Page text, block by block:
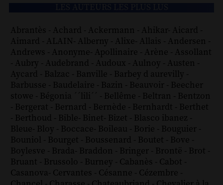
Abrantès - Achard - Ackermann - Ahikar- Aicard -
Aimard - ALAIN- Alberny - Alixe- Allais - Andersen -
Andrews - Anonyme- Apollinaire - Arène - Assollant
- Aubry - Audebrand - Audoux - Aulnoy - Austen -
Aycard - Balzac - Banville - Barbey d aurevilly -
Barbusse - Baudelaire - Bazin - Beauvoir - Beecher
stowe - Bégonia ´´lili´´ - Bellême - Beltran - Bentzon
- Bergerat - Bernard - Bernède - Bernhardt - Berthet
- Berthoud - Bible- Binet- Bizet - Blasco ibanez -
Bleue- Bloy - Boccace- Boileau - Borie - Bouguier -
Bouniol - Bourget - Boussenard - Boutet - Bove -
Boylesve - Brada- Braddon - Bringer - Brontë - Brot -
Bruant - Brussolo - Burney - Cabanès - Cabot -
Casanova- Cervantes - Césanne - Cézembre -